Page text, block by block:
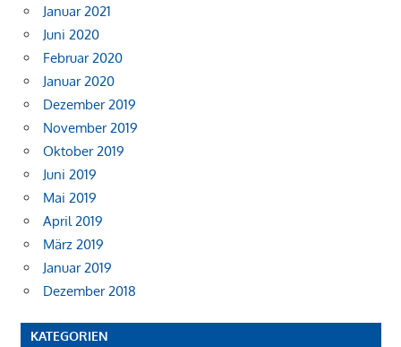
Januar 2021
Juni 2020
Februar 2020
Januar 2020
Dezember 2019
November 2019
Oktober 2019
Juni 2019
Mai 2019
April 2019
März 2019
Januar 2019
Dezember 2018
KATEGORIEN